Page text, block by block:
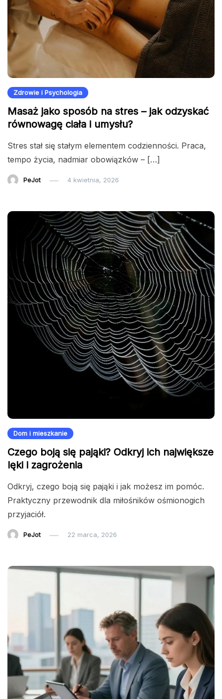
Zdrowie i Psychologia
Masaż jako sposób na stres – jak odzyskać
równowagę ciała i umysłu?
Stres stał się stałym elementem codzienności. Praca,
tempo życia, nadmiar obowiązków – […]
PeJot 4 kwietnia, 2026
Dom i mieszkanie
Czego boją się pająki? Odkryj ich największe
lęki i zagrożenia
Odkryj, czego boją się pająki i jak możesz im pomóc.
Praktyczny przewodnik dla miłośników ośmionogich
przyjaciół.
PeJot 22 marca, 2026